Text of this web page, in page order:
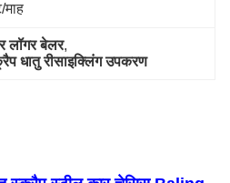
लॉगर बेलर,
धातु रीसाइक्लिंग उपकरण